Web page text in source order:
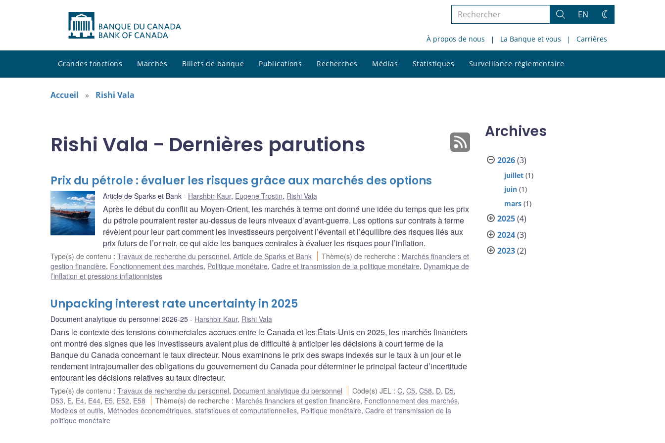
Rechercher
le
site
Rechercher
EN
Changez
thème
À propos de nous La Banque et vous Carrières
Grandes fonctions Marchés Billets de banque Publications Recherches Médias Statistiques Surveillance réglementaire
le
Accueil Rishi Vala
Rishi Vala - Dernières parutions
Prix du pétrole : évaluer les risques grâce aux marchés des options
Article de Sparks et Bank Harshbir Kaur, Eugene Trostin, Rishi Vala
Après le début du conflit au Moyen-Orient, les marchés à terme ont donné une idée du temps que les prix
du pétrole pourraient rester au-dessus de leurs niveaux d’avant-guerre. Les options sur contrats à terme
révèlent pour leur part comment les investisseurs perçoivent l’éventail et l’équilibre des risques liés aux
prix futurs de l’or noir, ce qui aide les banques centrales à évaluer les risques pour l’inflation.
Type(s) de contenu : Travaux de recherche du personnel, Article de Sparks et Bank Thème(s) de recherche : Marchés financiers et
gestion financière, Fonctionnement des marchés, Politique monétaire, Cadre et transmission de la politique monétaire, Dynamique de
l’inflation et pressions inflationnistes
Unpacking interest rate uncertainty in 2025
Document analytique du personnel 2026-25 Harshbir Kaur, Rishi Vala
Dans le contexte des tensions commerciales accrues entre le Canada et les États-Unis en 2025, les marchés financiers
ont montré des signes que les investisseurs avaient plus de difficulté à anticiper les décisions à court terme de la
Banque du Canada concernant le taux directeur. Nous examinons le prix des swaps indexés sur le taux à un jour et le
rendement intrajournalier des obligations du gouvernement du Canada pour déterminer le principal facteur d’incertitude
entourant les décisions relatives au taux directeur.
Type(s) de contenu : Travaux de recherche du personnel, Document analytique du personnel Code(s) JEL :C,C5,C58, D, D5,
D53, E, E4, E44, E5, E52, E58 Thème(s) de recherche : Marchés financiers et gestion financière, Fonctionnement des marchés,
Modèles et outils, Méthodes économétriques, statistiques et computationnelles, Politique monétaire, Cadre et transmission de la
politique monétaire
Archives
2026(3)
juillet (1)
juin (1)
mars (1)
2025(4)
2024(3)
2023(2)